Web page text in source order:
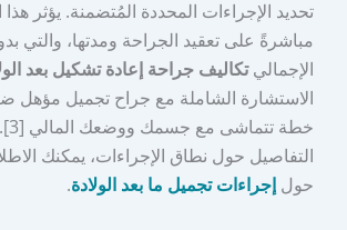
تحديد الإجراءات المحددة المُتضمنة. يؤثر
مباشرةً على تعقيد الجراحة ومدتها، والتي
الإجماليتكاليف جراحة إعادة تشكيل بعد
الاستشارة الشاملة مع جراح تجميل مؤهل
التفاصيل حول نطاق الإجراءات، يمكنك
حولإجراءات تجميل ما بعد الولادة.